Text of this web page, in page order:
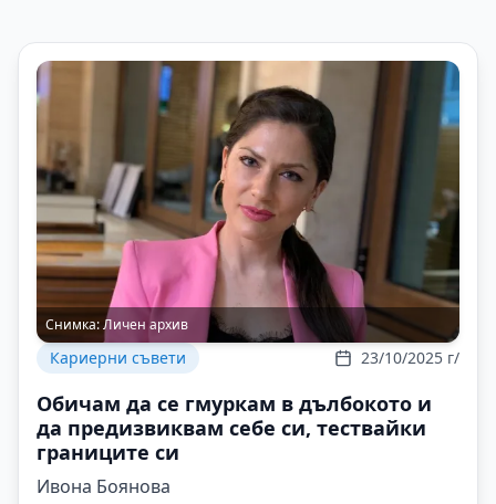
Снимка:Личен архив
Кариерни съвети 23/10/2025 г/
Обичам да се гмуркам в дълбокото и
да предизвиквам себе си, тествайки
границите си
Ивона Боянова